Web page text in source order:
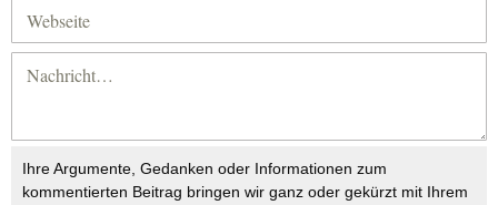
Ihre Argumente, Gedanken oder Informationen zum
kommentierten Beitrag bringen wir ganz oder gekürzt mit Ihrem